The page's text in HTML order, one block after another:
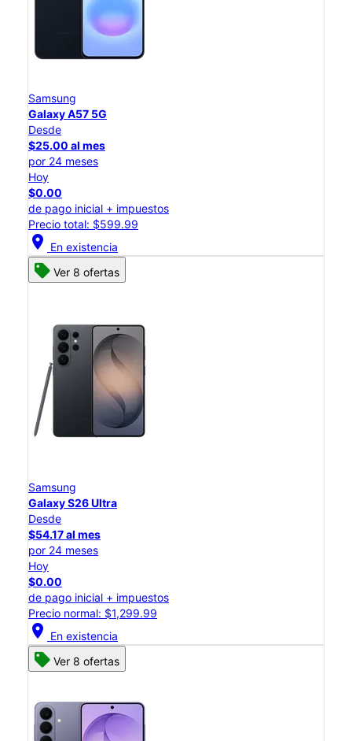
Samsung
Galaxy A57 5G
Desde
$25.00 al mes
por 24 meses
Hoy
$0.00
de pago inicial + impuestos
Precio total: $599.99
location_on En existencia
Ver 8 ofertas
Samsung
Galaxy S26 Ultra
Desde
$54.17 al mes
por 24 meses
Hoy
$0.00
de pago inicial + impuestos
Precio normal: $1,299.99
location_on En existencia
Ver 8 ofertas